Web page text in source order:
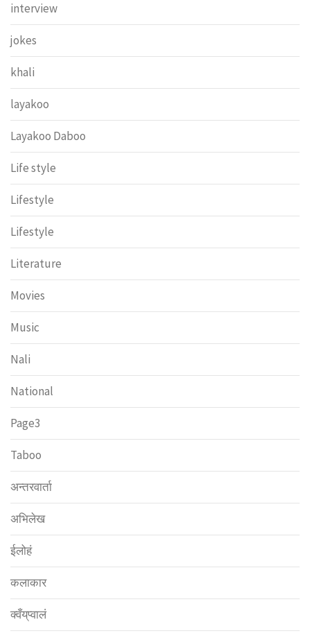
interview
jokes
khali
layakoo
Layakoo Daboo
Life style
Lifestyle
Lifestyle
Literature
Movies
Music
Nali
National
Page3
Taboo
अन्तरवार्ता
अभिलेख
ईलोहं
कलाकार
क्वँय्‌प्वालं